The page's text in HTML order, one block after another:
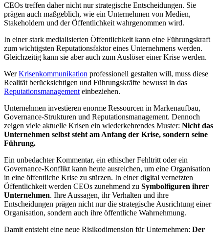
CEOs treffen daher nicht nur strategische Entscheidungen. Sie
prägen auch maßgeblich, wie ein Unternehmen von Medien,
Stakeholdern und der Öffentlichkeit wahrgenommen wird.
In einer stark medialisierten Öffentlichkeit kann eine Führungskraft
zum wichtigsten Reputationsfaktor eines Unternehmens werden.
Gleichzeitig kann sie aber auch zum Auslöser einer Krise werden.
WerKrisenkommunikation professionell gestalten will, muss diese
Realität berücksichtigen und Führungskräfte bewusst in das
Reputationsmanagement einbeziehen.
Unternehmen investieren enorme Ressourcen in Markenaufbau,
Governance-Strukturen und Reputationsmanagement. Dennoch
zeigen viele aktuelle Krisen ein wiederkehrendes Muster: Nicht das
Unternehmen selbst steht am Anfang der Krise, sondern seine
Führung.
Ein unbedachter Kommentar, ein ethischer Fehltritt oder ein
Governance-Konflikt kann heute ausreichen, um eine Organisation
in eine öffentliche Krise zu stürzen. In einer digital vernetzten
Öffentlichkeit werden CEOs zunehmend zu Symbolfiguren ihrer
Unternehmen. Ihre Aussagen, ihr Verhalten und ihre
Entscheidungen prägen nicht nur die strategische Ausrichtung einer
Organisation, sondern auch ihre öffentliche Wahrnehmung.
Damit entsteht eine neue Risikodimension für Unternehmen: Der